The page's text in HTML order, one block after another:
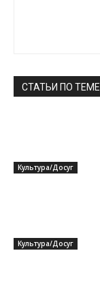
СТАТЬИ ПО ТЕМЕ
Культура/Досуг
Культура/Досуг